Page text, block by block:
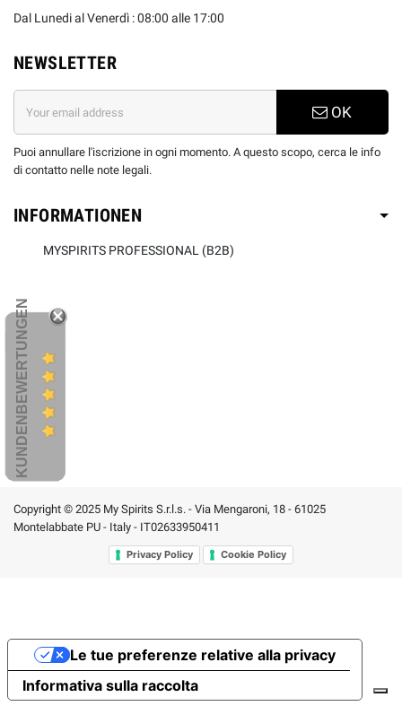
Dal Lunedi al Venerdì : 08:00 alle 17:00
NEWSLETTER
OK
Puoi annullare l'iscrizione in ogni momento. A questo scopo, cerca le info
di contatto nelle note legali.
INFORMATIONEN
MYSPIRITS PROFESSIONAL (B2B)
KUNDENBEWERTUNGEN
Copyright © 2025 My Spirits S.r.l.s. - Via Mengaroni, 18 - 61025
Montelabbate PU - Italy - IT02633950411
Privacy Policy Cookie Policy
Informativa sulla raccolta
Le tue preferenze relative alla privacy